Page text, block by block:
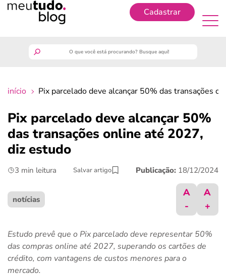
Cadastrar
finanças
benefícios
últimas notícias
ferramentas
início Pix parcelado deve alcançar 50% das transações
Pix parcelado deve alcançar 50%
das transações online até 2027,
diz estudo
3 min leitura Salvar artigo Publicação: 18/12/2024
notícias
A
-
A
+
Estudo prevê que o Pix parcelado deve representar 50%
das compras online até 2027, superando os cartões de
crédito, com vantagens de custos menores para o
mercado.